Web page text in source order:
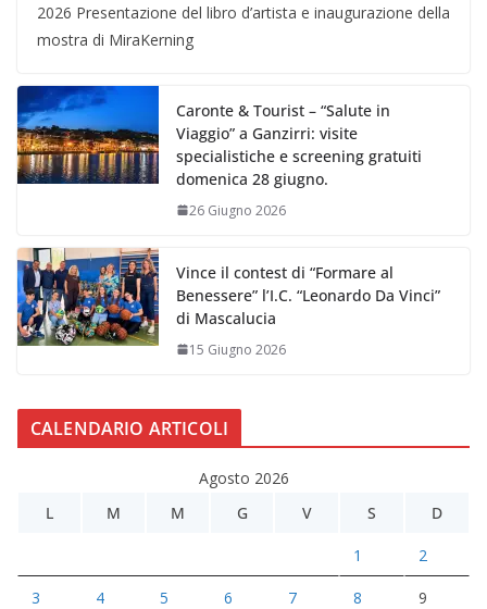
2026 Presentazione del libro d’artista e inaugurazione della
mostra di MiraKerning
Caronte & Tourist – “Salute in
Viaggio” a Ganzirri: visite
specialistiche e screening gratuiti
domenica 28 giugno.
26 Giugno 2026
Vince il contest di “Formare al
Benessere” l’I.C. “Leonardo Da Vinci”
di Mascalucia
15 Giugno 2026
CALENDARIO ARTICOLI
Agosto 2026
L
M M G V S D
1 2
3 4 5 6 7 8 9